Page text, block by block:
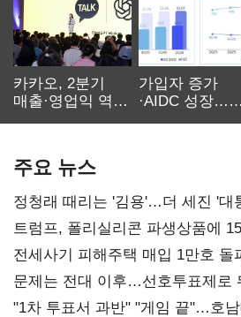
카카오, 2분기
매출·영업익 역대
가입자 증가
·AIDC 성장…
주요 뉴스
정청래 때리는 '김용'…더 세진 '대
트럼프, 폴리실리콘 파생상품에
재건"
전세사기 피해주택 매입 1만호
4만278명
문제는 전대 이후…선호투표제로
불복'
"1차 투표서 과반" "게임 끝"…호